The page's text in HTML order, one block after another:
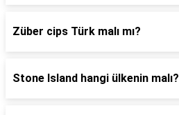
Züber cips Türk malı mı?
Stone Island hangi ülkenin malı?